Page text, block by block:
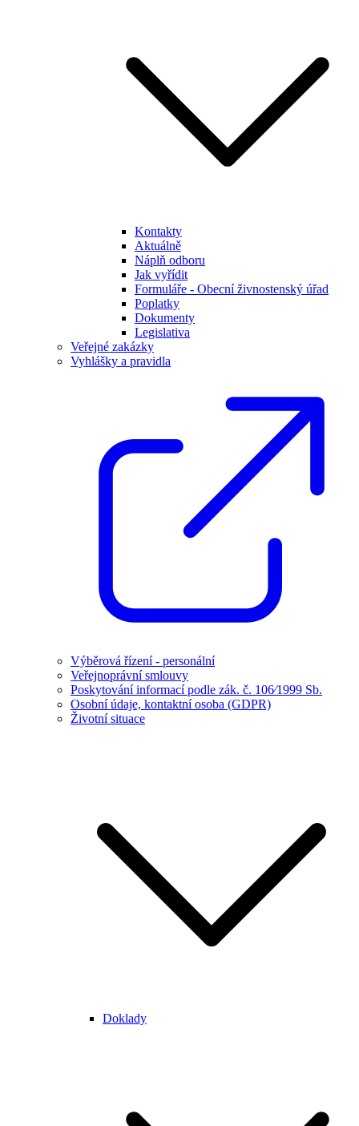
Kontakty
Aktuálně
Náplň odboru
Jak vyřídit
Formuláře - Obecní živnostenský úřad
Poplatky
Dokumenty
Legislativa
Veřejné zakázky
Vyhlášky a pravidla
Výběrová řízení - personální
Veřejnoprávní smlouvy
Poskytování informací podle zák. č. 106⁄1999 Sb.
Osobní údaje, kontaktní osoba (GDPR)
Životní situace
Doklady